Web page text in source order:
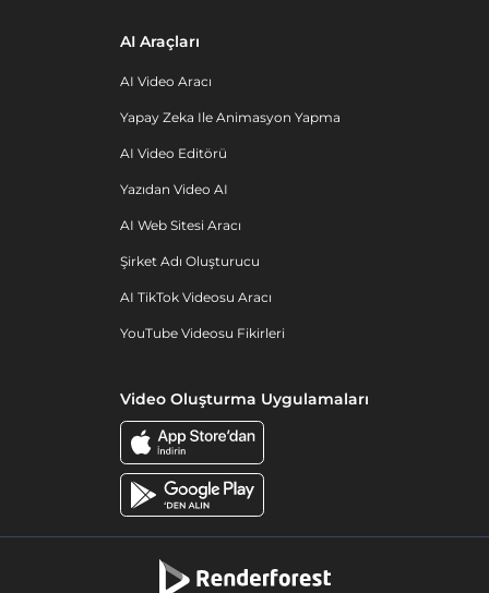
AI Araçları
AI Video Aracı
Yapay Zeka Ile Animasyon Yapma
AI Video Editörü
Yazıdan Video AI
AI Web Sitesi Aracı
Şirket Adı Oluşturucu
AI TikTok Videosu Aracı
YouTube Videosu Fikirleri
Video Oluşturma Uygulamaları